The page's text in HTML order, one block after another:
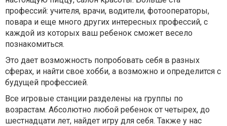
профессий: учителя, врачи, водители, фотооператоры,
повара и еще много других интересных профессий, с
каждой из которых ваш ребенок сможет весело
познакомиться.
Это дает возможность попробовать себя в разных
сферах, и найти свое хобби, а возможно и определится с
будущей профессией.
Все игровые станции разделены на группы по
возрастам. Абсолютно любой ребенок от четырех, до
шестнадцати лет, найдет игру для себя. Также у нас